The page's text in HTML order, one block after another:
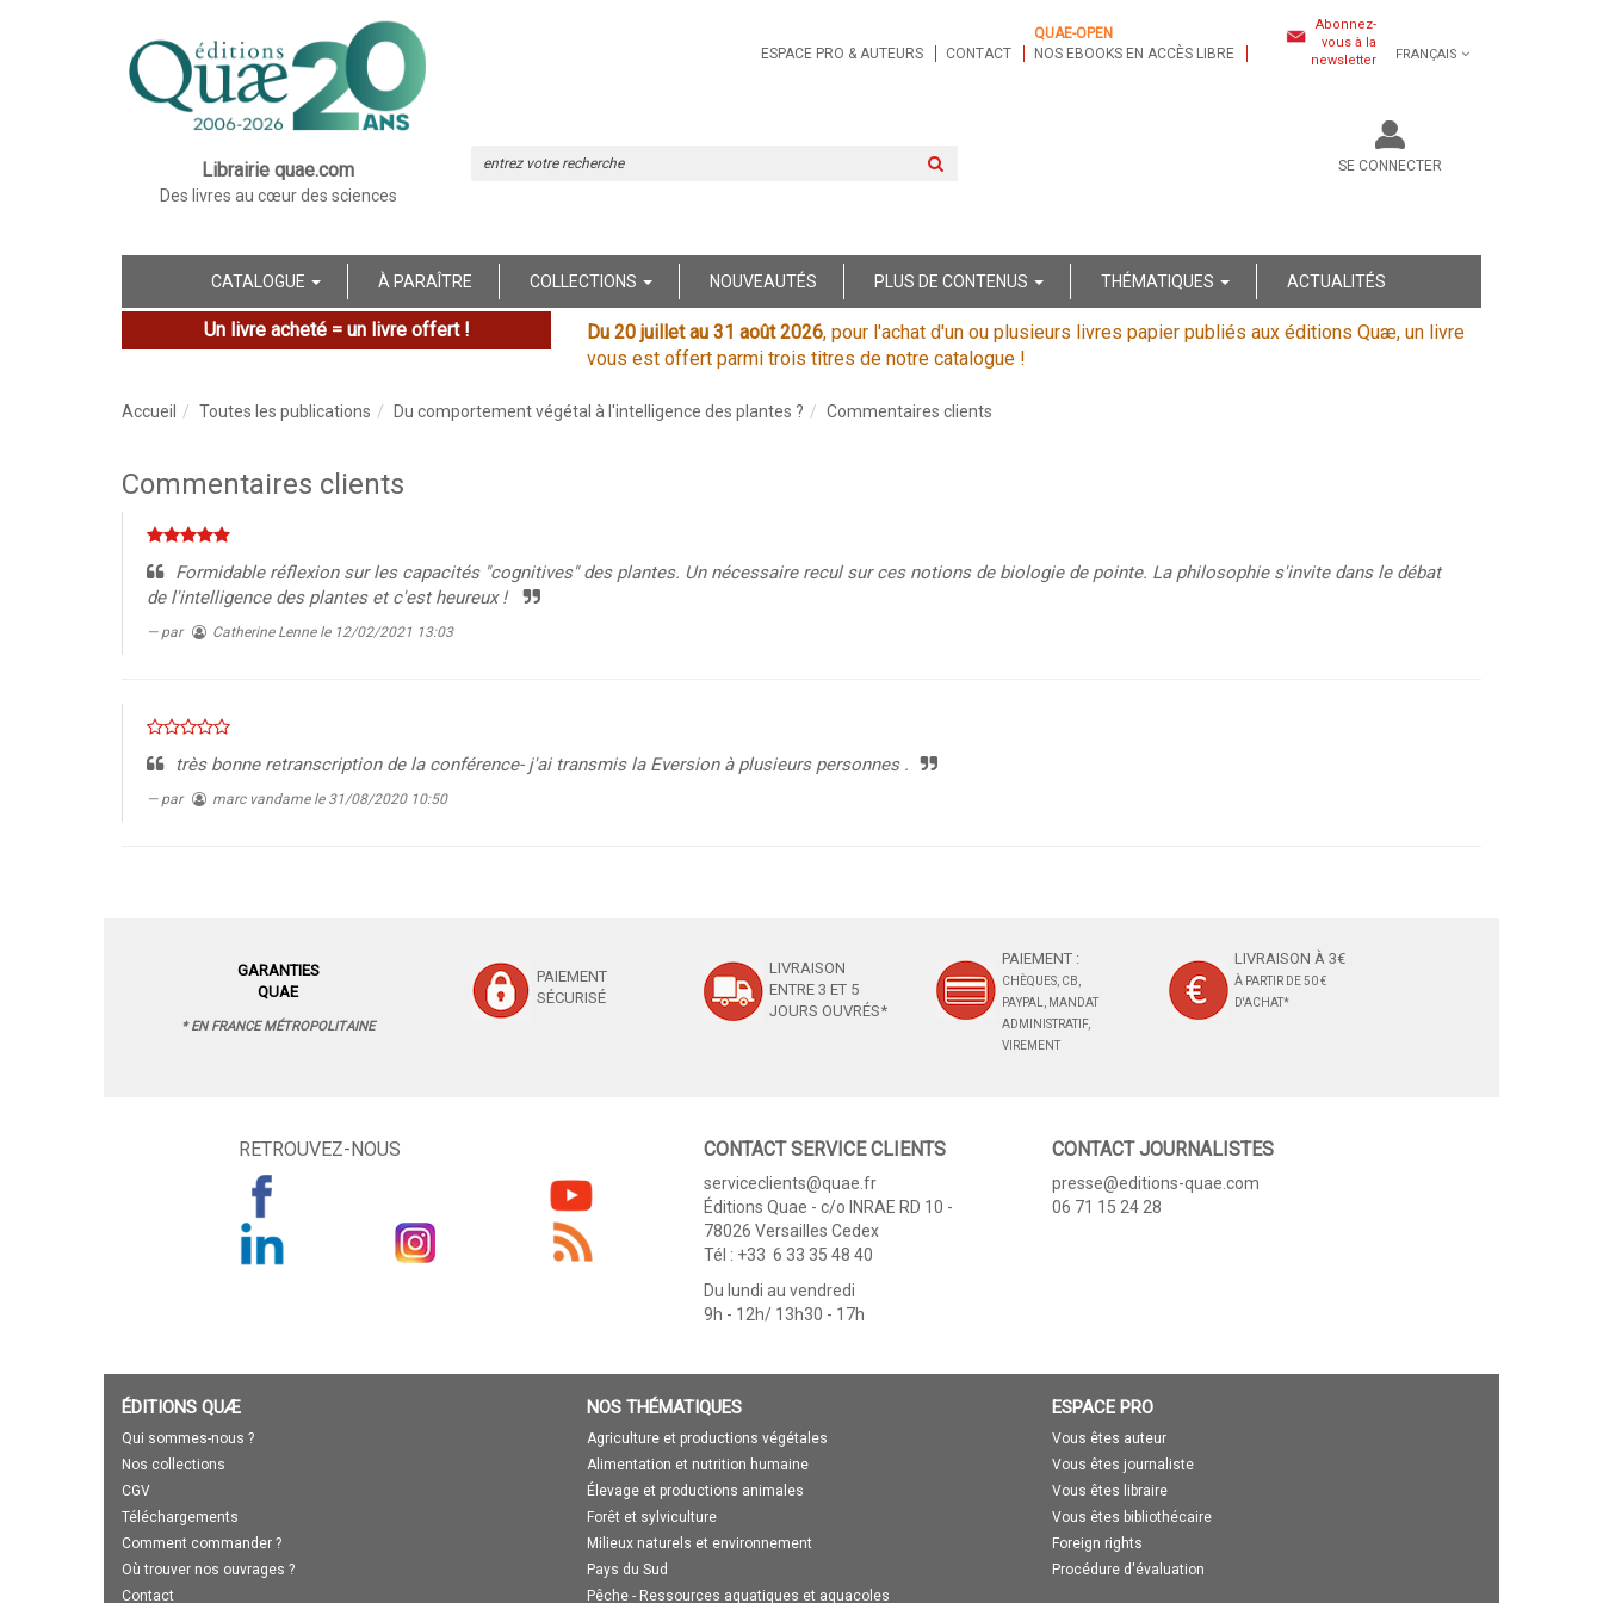
Librairie quae.com
Des livres au cœur des sciences
ESPACE PRO & AUTEURS CONTACT
QUAE-OPEN
NOS EBOOKS EN ACCÈS LIBRE
Abonnez-
vous à la
newsletter
FRANÇAIS
SE CONNECTER
CATALOGUE À PARAÎTRE COLLECTIONS NOUVEAUTÉS PLUS DE CONTENUS THÉMATIQUES ACTUALITÉS
Un livre acheté = un livre offert ! Du 20 juillet au 31 août 2026, pour l'achat d'un ou plusieurs livres papier publiés aux éditions Quæ, un livre
vous est offert parmi trois titres de notre catalogue !
Accueil Toutes les publications Du comportement végétal à l'intelligence des plantes ? Commentaires clients
Commentaires clients
Formidable réflexion sur les capacités "cognitives" des plantes. Un nécessaire recul sur ces notions de biologie de pointe. La philosophie s'invite dans le débat
de l'intelligence des plantes et c'est heureux !
par Catherine Lenne le 12/02/2021 13:03
très bonne retranscription de la conférence- j'ai transmis la Eversion à plusieurs personnes .
par marc vandame le 31/08/2020 10:50
GARANTIES
QUAE
* EN FRANCE MÉTROPOLITAINE
PAIEMENT
SÉCURISÉ
LIVRAISON
ENTRE 3 ET 5
JOURS OUVRÉS*
PAIEMENT :
CHÈQUES, CB,
PAYPAL, MANDAT
ADMINISTRATIF,
VIREMENT
LIVRAISON À 3€
À PARTIR DE 50 €
D'ACHAT*
RETROUVEZ-NOUS CONTACT SERVICE CLIENTS
serviceclients@quae.fr
Éditions Quae - c/o INRAE RD 10 -
78026 Versailles Cedex
Tél : +33 6 33 35 48 40
Du lundi au vendredi
9h - 12h/ 13h30 - 17h
CONTACT JOURNALISTES
presse@editions-quae.com
06 71 15 24 28
ÉDITIONS QUÆ
Qui sommes-nous ?
Nos collections
CGV
Téléchargements
Comment commander ?
Où trouver nos ouvrages ?
Contact
NOS THÉMATIQUES
Agriculture et productions végétales
Alimentation et nutrition humaine
Élevage et productions animales
Forêt et sylviculture
Milieux naturels et environnement
Pays du Sud
Pêche - Ressources aquatiques et aquacoles
ESPACE PRO
Vous êtes auteur
Vous êtes journaliste
Vous êtes libraire
Vous êtes bibliothécaire
Foreign rights
Procédure d'évaluation